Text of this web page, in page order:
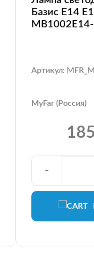
Базис E14
Артикул:
MyFar (Россия)
-